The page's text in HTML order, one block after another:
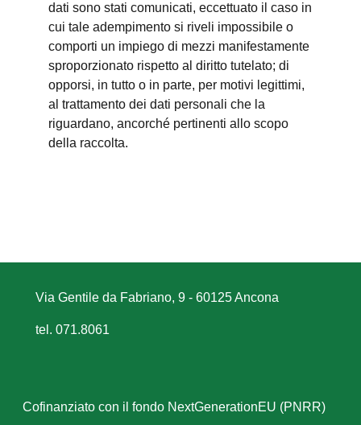
dati sono stati comunicati, eccettuato il caso in
cui tale adempimento si riveli impossibile o
comporti un impiego di mezzi manifestamente
sproporzionato rispetto al diritto tutelato; di
opporsi, in tutto o in parte, per motivi legittimi,
al trattamento dei dati personali che la
riguardano, ancorché pertinenti allo scopo
della raccolta.
Via Gentile da Fabriano, 9 - 60125 Ancona
tel. 071.8061
Cofinanziato con il fondo NextGenerationEU (PNRR)